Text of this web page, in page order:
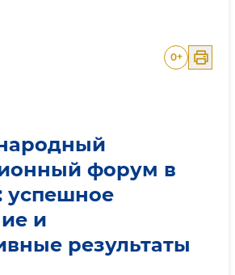
0+
форум в
успешное
и
результаты